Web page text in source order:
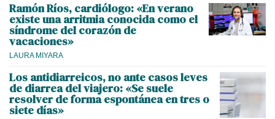
Ramón Ríos, cardiólogo: «En verano
existe una arritmia conocida como el
síndrome del corazón de
vacaciones»
LAURA MIYARA
Los antidiarreicos, no ante casos leves
de diarrea del viajero: «Se suele
resolver de forma espontánea en tres o
siete días»